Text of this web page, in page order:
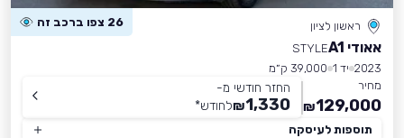
ראשון לציון 26 צפו ברכב זה
אאודי A1
STYLE
2023 יד 1
39,000 ק״מ
מחיר
129,000
₪
החזר חודשי מ-
1,330
₪לחודש*
תוספות לעיסקה